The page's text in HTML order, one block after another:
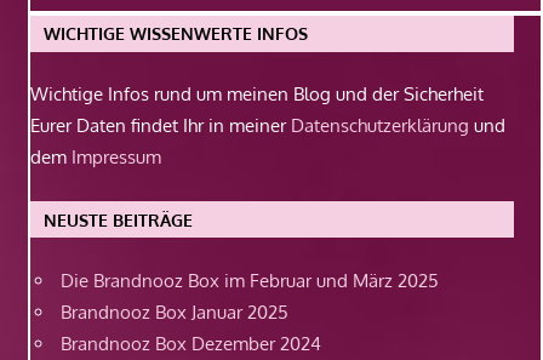
WICHTIGE WISSENWERTE INFOS
Wichtige Infos rund um meinen Blog und der Sicherheit
Eurer Daten findet Ihr in meiner Datenschutzerklärung und
dem Impressum
NEUSTE BEITRÄGE
Die Brandnooz Box im Februar und März 2025
Brandnooz Box Januar 2025
Brandnooz Box Dezember 2024